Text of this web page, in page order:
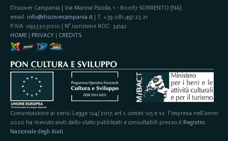
Discover Campania | Via Marina Piccola, 1 - 80067 SORRENTO (NA)
email: info@discovercampania.it| T. +39 081.497.23.21
P.IVA: 09333031210 | N° iscrizione ROC: 34142
HOME| PRIVACY | CREDITS
Comunicazione ai sensi Legge 124/2017, art.1, commi 125 e ss. l'impresa nell'anno
2020 ha ricevuto aiuti dallo stato pubblicati e consultabili presso il Registro
Nazionale degli Aiuti